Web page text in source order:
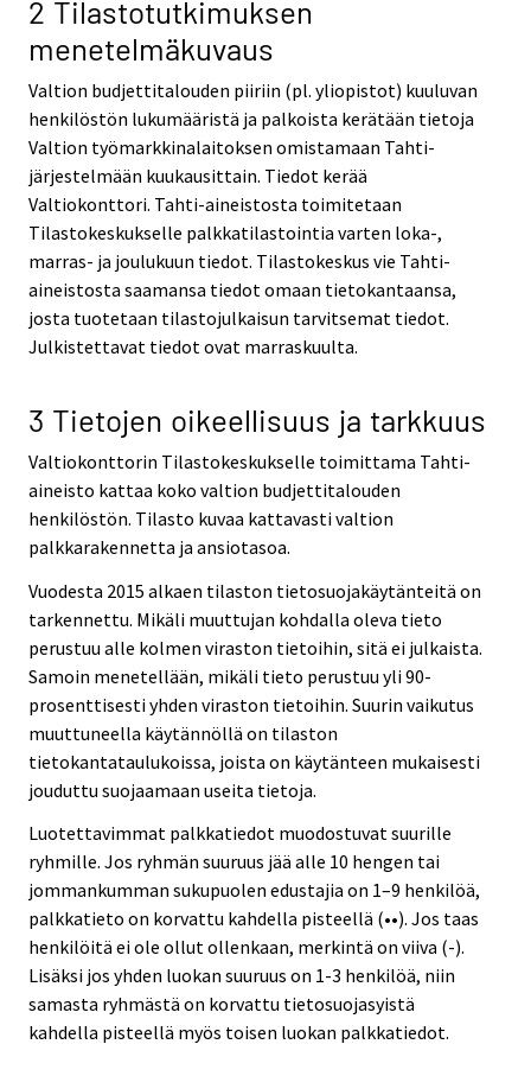
2 Tilastotutkimuksen
menetelmäkuvaus
Valtion budjettitalouden piiriin (pl. yliopistot) kuuluvan
henkilöstön lukumääristä ja palkoista kerätään tietoja
Valtion työmarkkinalaitoksen omistamaan Tahti-
järjestelmään kuukausittain. Tiedot kerää
Valtiokonttori. Tahti-aineistosta toimitetaan
Tilastokeskukselle palkkatilastointia varten loka-,
marras- ja joulukuun tiedot. Tilastokeskus vie Tahti-
aineistosta saamansa tiedot omaan tietokantaansa,
josta tuotetaan tilastojulkaisun tarvitsemat tiedot.
Julkistettavat tiedot ovat marraskuulta.
3 Tietojen oikeellisuus ja tarkkuus
Valtiokonttorin Tilastokeskukselle toimittama Tahti-
aineisto kattaa koko valtion budjettitalouden
henkilöstön. Tilasto kuvaa kattavasti valtion
palkkarakennetta ja ansiotasoa.
Vuodesta 2015 alkaen tilaston tietosuojakäytänteitä on
tarkennettu. Mikäli muuttujan kohdalla oleva tieto
perustuu alle kolmen viraston tietoihin, sitä ei julkaista.
Samoin menetellään, mikäli tieto perustuu yli 90-
prosenttisesti yhden viraston tietoihin. Suurin vaikutus
muuttuneella käytännöllä on tilaston
tietokantataulukoissa, joista on käytänteen mukaisesti
jouduttu suojaamaan useita tietoja.
Luotettavimmat palkkatiedot muodostuvat suurille
ryhmille. Jos ryhmän suuruus jää alle 10 hengen tai
jommankumman sukupuolen edustajia on 1–9 henkilöä,
palkkatieto on korvattu kahdella pisteellä (••). Jos taas
henkilöitä ei ole ollut ollenkaan, merkintä on viiva (-).
Lisäksi jos yhden luokan suuruus on 1-3 henkilöä, niin
samasta ryhmästä on korvattu tietosuojasyistä
kahdella pisteellä myös toisen luokan palkkatiedot.